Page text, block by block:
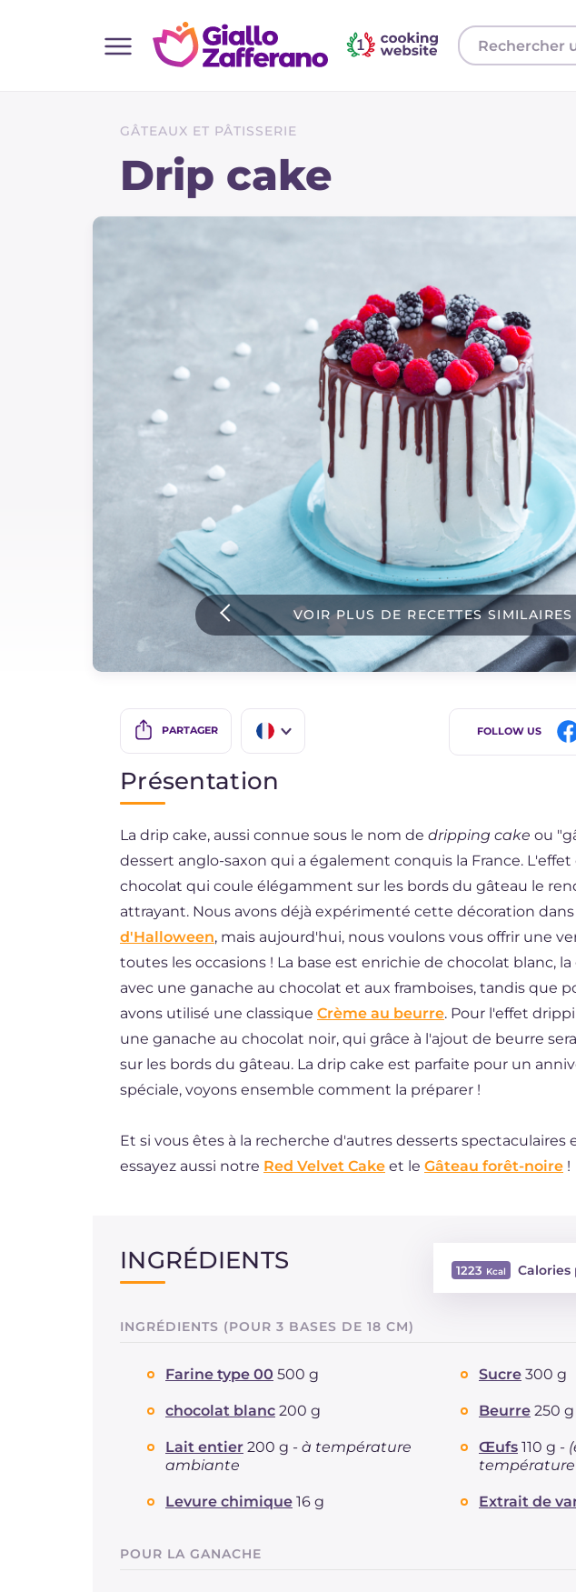
Toutes les recettes
Plats principaux
Gateaux et patisserie
Instagram
GÂTEAUX ET PÂTISSERIE
Drip cake
VOIR PLUS DE RECETTES SIMILAIRES
PARTAGER
DE
ES
BR
NL
FOLLOW US
Présentation
La drip cake, aussi connue sous le nom de dripping cake ou
dessert anglo-saxon qui a également conquis la France. L'effet
chocolat qui coule élégamment sur les bords du gâteau le
attrayant. Nous avons déjà expérimenté cette décoration
d'Halloween, mais aujourd'hui, nous voulons vous offrir une
toutes les occasions ! La base est enrichie de chocolat blanc,
avec une ganache au chocolat et aux framboises, tandis que
avons utilisé une classique Crème au beurre. Pour l'effet
une ganache au chocolat noir, qui grâce à l'ajout de beurre
sur les bords du gâteau. La drip cake est parfaite pour un
spéciale, voyons ensemble comment la préparer !
Et si vous êtes à la recherche d'autres desserts spectaculaires
essayez aussi notre Red Velvet Cake et le Gâteau forêt-noire !
INGRÉDIENTS 1223
Protéine
Graisses
dont acides gras
Fibre
Cholestérol
Sodium
INGRÉDIENTS (POUR 3 BASES DE 18 CM)
Farine type 00 500 g Sucre 300 g
chocolat blanc 200 g Beurre 250
Lait entier 200 g - à température
ambiante
Œufs 110 g -
Levure chimique 16 g Extrait de
POUR LA GANACHE